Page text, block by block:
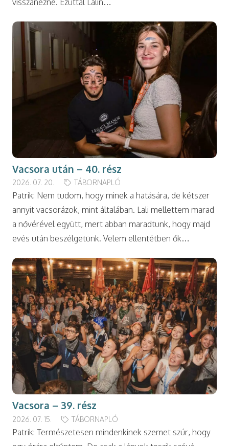
visszanézne. Ezúttal Lalin…
Vacsora után – 40. rész
2026. 07. 20. TÁBORNAPLÓ
Patrik: Nem tudom, hogy minek a hatására, de kétszer
annyit vacsorázok, mint általában. Lali mellettem marad
a nővérével együtt, mert abban maradtunk, hogy majd
evés után beszélgetünk. Velem ellentétben ők…
Vacsora – 39. rész
2026. 07. 15. TÁBORNAPLÓ
Patrik: Természetesen mindenkinek szemet szúr, hogy